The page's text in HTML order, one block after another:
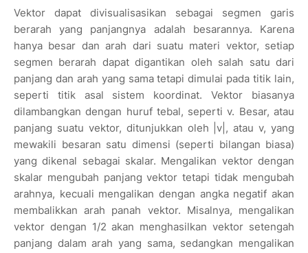
Vektor dapat divisualisasikan sebagai segmen garis
berarah yang panjangnya adalah besarannya. Karena
hanya besar dan arah dari suatu materi vektor, setiap
segmen berarah dapat digantikan oleh salah satu dari
panjang dan arah yang sama tetapi dimulai pada titik lain,
seperti titik asal sistem koordinat. Vektor biasanya
dilambangkan dengan huruf tebal, seperti v. Besar, atau
panjang suatu vektor, ditunjukkan oleh |v|, atau v, yang
mewakili besaran satu dimensi (seperti bilangan biasa)
yang dikenal sebagai skalar. Mengalikan vektor dengan
skalar mengubah panjang vektor tetapi tidak mengubah
arahnya, kecuali mengalikan dengan angka negatif akan
membalikkan arah panah vektor. Misalnya, mengalikan
vektor dengan 1/2 akan menghasilkan vektor setengah
panjang dalam arah yang sama, sedangkan mengalikan